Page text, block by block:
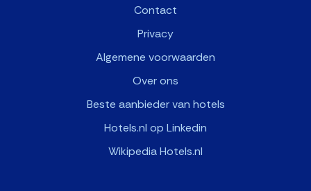
Contact
Privacy
Algemene voorwaarden
Over ons
Beste aanbieder van hotels
Hotels.nl op Linkedin
Wikipedia Hotels.nl